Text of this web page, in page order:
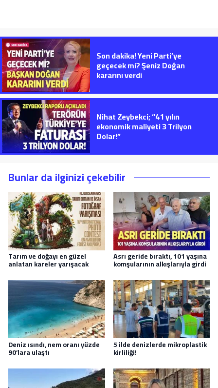
Son dakika! Yeni Parti’ye
geçecek mi? Şeniz Doğan
kararını verdi
Nihat Zeybekci; “41 yılın
ekonomik maliyeti 3 Trilyon
Dolar!”
Bunlar da ilginizi çekebilir
Tarım ve doğayı en güzel
anlatan kareler yarışacak
Asrı geride bıraktı, 101 yaşına
komşularının alkışlarıyla girdi
Deniz ısındı, nem oranı yüzde
90’lara ulaştı
5 ilde denizlerde mikroplastik
kirliliği!